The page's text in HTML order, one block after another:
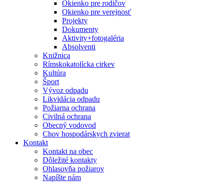
Okienko pre rodičov
Okienko pre verejnosť
Projekty
Dokumenty
Aktivity+fotogaléria
Absolventi
Knižnica
Rímskokatolícka cirkev
Kultúra
Šport
Vývoz odpadu
Likvidácia odpadu
Požiarna ochrana
Civilná ochrana
Obecný vodovod
Chov hospodárskych zvierat
Kontakt
Kontakt na obec
Dôležité kontakty
Ohlasovňa požiarov
Napíšte nám